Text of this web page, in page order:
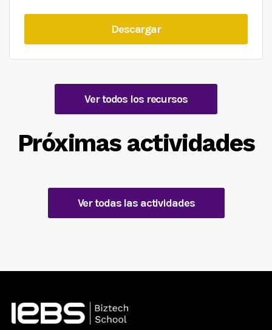
Descargar
Ver todos los recursos
Próximas actividades
Ver todas las actividades